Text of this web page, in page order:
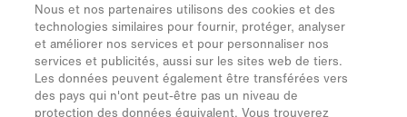
Nous et nos partenaires utilisons des cookies et des
technologies similaires pour fournir, protéger, analyser
et améliorer nos services et pour personnaliser nos
services et publicités, aussi sur les sites web de tiers.
Les données peuvent également être transférées vers
des pays qui n'ont peut-être pas un niveau de
protection des données équivalent. Vous trouverez